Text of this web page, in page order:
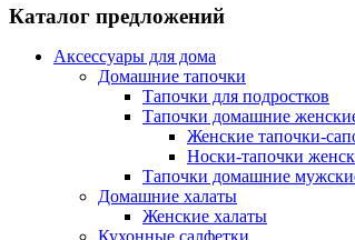
Каталог предложений
Аксессуары для дома
Домашние тапочки
Тапочки для подростков
Тапочки домашние
Женские тапочки-
Носки-тапочки
Тапочки домашние
Домашние халаты
Женские халаты
Кухонные салфетки